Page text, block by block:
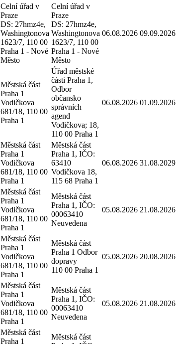
Celní úřad v
Praze
DS: 27hmz4e,
Washingtonova
1623/7, 110 00
Praha 1 - Nové
Město
Celní úřad v
Praze
DS: 27hmz4e,
Washingtonova
1623/7, 110 00
Praha 1 - Nové
Město
06.08.2026 09.09.2026
Městská část
Praha 1
Vodičkova
681/18, 110 00
Praha 1
Úřad městské
části Praha 1,
Odbor
občansko
správních
agend
Vodičkova; 18,
110 00 Praha 1
06.08.2026 01.09.2026
Městská část
Praha 1
Vodičkova
681/18, 110 00
Praha 1
Městská část
Praha 1, IČO:
63410
Vodičkova 18,
115 68 Praha 1
06.08.2026 31.08.2029
Městská část
Praha 1
Vodičkova
681/18, 110 00
Praha 1
Městská část
Praha 1, IČO:
00063410
Neuvedena
05.08.2026 21.08.2026
Městská část
Praha 1
Vodičkova
681/18, 110 00
Praha 1
Městská část
Praha 1 Odbor
dopravy
110 00 Praha 1
05.08.2026 20.08.2026
Městská část
Praha 1
Vodičkova
681/18, 110 00
Praha 1
Městská část
Praha 1, IČO:
00063410
Neuvedena
05.08.2026 21.08.2026
Městská část
Praha 1
Městská část